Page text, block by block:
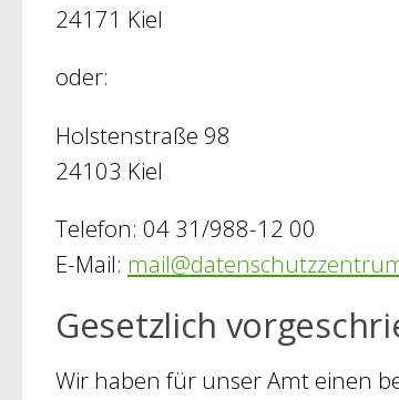
24171 Kiel
oder:
Holstenstraße 98
24103 Kiel
Telefon: 04 31/988-12 00
E-Mail:
Gesetzlich
Wir haben für unser Amt einen